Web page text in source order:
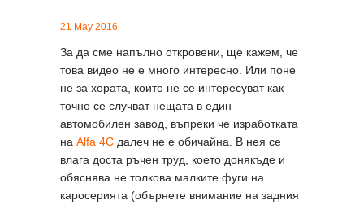
21 May 2016
За да сме напълно откровени, ще кажем, че
това видео не е много интересно. Или поне
не за хората, които не се интересуват как
точно се случват нещата в един
автомобилен завод, въпреки че изработката
на Alfa 4C далеч не е обичайна. В нея се
влага доста ръчен труд, което донякъде и
обяснява не толкова малките фуги на
каросерията (обърнете внимание на задния